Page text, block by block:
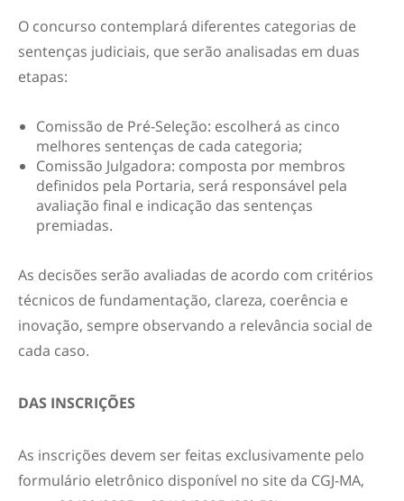
O concurso contemplará diferentes categorias de
sentenças judiciais, que serão analisadas em duas
etapas:
Comissão de Pré-Seleção: escolherá as cinco
melhores sentenças de cada categoria;
Comissão Julgadora: composta por membros
definidos pela Portaria, será responsável pela
avaliação final e indicação das sentenças
premiadas.
As decisões serão avaliadas de acordo com critérios
técnicos de fundamentação, clareza, coerência e
inovação, sempre observando a relevância social de
cada caso.
DAS INSCRIÇÕES
As inscrições devem ser feitas exclusivamente pelo
formulário eletrônico disponível no site da CGJ-MA,